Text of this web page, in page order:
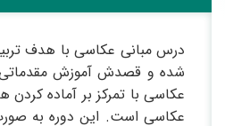
درس مبانی عکاسی با هدف
شده و قصدش آموزش مقدماتی
عکاسی با تمرکز بر آماده کردن